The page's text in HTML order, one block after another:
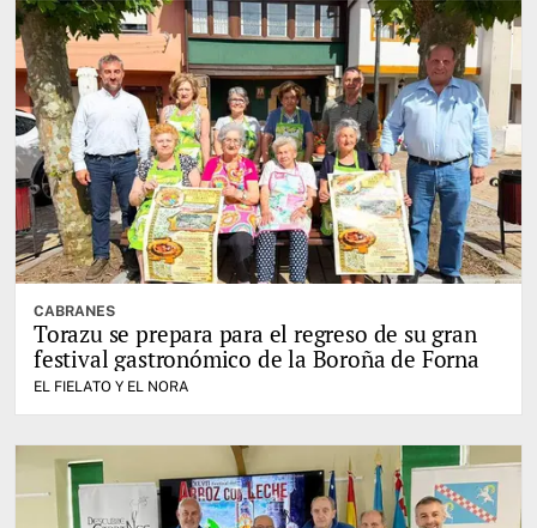
CABRANES
Torazu se prepara para el regreso de su gran
festival gastronómico de la Boroña de Forna
EL FIELATO Y EL NORA